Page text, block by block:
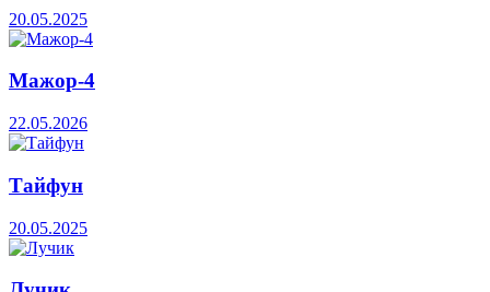
20.05.2025
Мажор-4
22.05.2026
Тайфун
20.05.2025